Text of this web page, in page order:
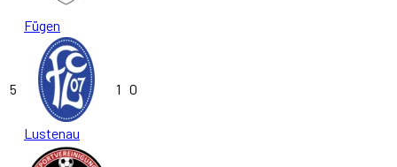
Fügen
5
Lustenau
1 0